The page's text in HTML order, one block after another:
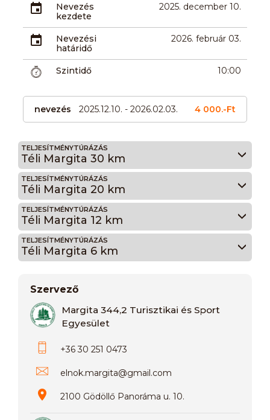
Nevezés
kezdete
2025. december 10.
Nevezési
határidő
2026. február 03.
Szintidő 10:00
nevezés 2025.12.10. - 2026.02.03. 4 000.-Ft
TELJESÍTMÉNYTÚRÁZÁS
Téli Margita 30 km
TELJESÍTMÉNYTÚRÁZÁS
Téli Margita 20 km
TELJESÍTMÉNYTÚRÁZÁS
Téli Margita 12 km
TELJESÍTMÉNYTÚRÁZÁS
Téli Margita 6 km
Szervező
Margita 344,2 Turisztikai és Sport
Egyesület
+36 30 251 0473
elnok.margita@gmail.com
2100 Gödöllő Panoráma u. 10.